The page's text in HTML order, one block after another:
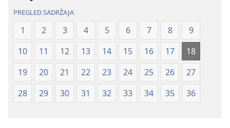
PREGLED SADRŽAJA
1 2 3 4 5 6 7 8
9
10
11 12 13 14 15 16 17
18
19
20 21 22 23 24 25 26
27
28
29 30 31 32 33 34 35 36